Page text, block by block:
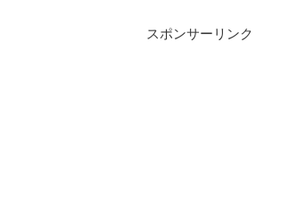
スポンサーリンク